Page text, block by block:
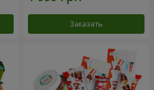
Заказать